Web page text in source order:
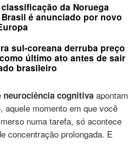
da Noruega
é anunciado por novo
sul-coreana derruba preço
último ato antes de sair
brasileiro
neurociência cognitiva apontam
aquele momento em que você
numa tarefa, só acontece
concentração prolongada. E